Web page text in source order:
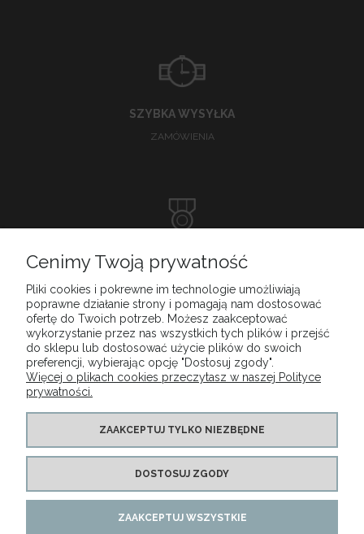
SZYBKA WYSYŁKA
ZAMÓWIENIA
DOSKONAŁA
MENU
PŁATNOŚCI I DOSTAWA
INFORMACJE
Cenimy Twoją prywatność
Pliki cookies i pokrewne im technologie umożliwiają
poprawne działanie strony i pomagają nam dostosować
ofertę do Twoich potrzeb. Możesz zaakceptować
wykorzystanie przez nas wszystkich tych plików i przejść
do sklepu lub dostosować użycie plików do swoich
preferencji, wybierając opcję "Dostosuj zgody".
Więcej o plikach cookies przeczytasz w naszej Polityce
prywatności.
ZAAKCEPTUJ TYLKO NIEZBĘDNE
DOSTOSUJ ZGODY
ZAAKCEPTUJ WSZYSTKIE